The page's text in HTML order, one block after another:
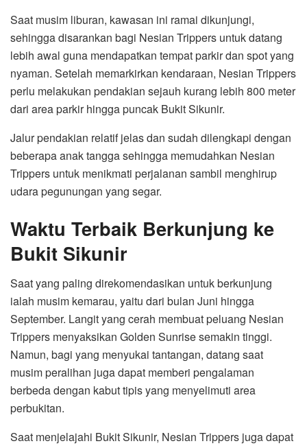
Saat musim liburan, kawasan ini ramai dikunjungi,
sehingga disarankan bagi Nesian Trippers untuk datang
lebih awal guna mendapatkan tempat parkir dan spot yang
nyaman. Setelah memarkirkan kendaraan, Nesian Trippers
perlu melakukan pendakian sejauh kurang lebih 800 meter
dari area parkir hingga puncak Bukit Sikunir.
Jalur pendakian relatif jelas dan sudah dilengkapi dengan
beberapa anak tangga sehingga memudahkan Nesian
Trippers untuk menikmati perjalanan sambil menghirup
udara pegunungan yang segar.
Waktu Terbaik Berkunjung ke
Bukit Sikunir
Saat yang paling direkomendasikan untuk berkunjung
ialah musim kemarau, yaitu dari bulan Juni hingga
September. Langit yang cerah membuat peluang Nesian
Trippers menyaksikan Golden Sunrise semakin tinggi.
Namun, bagi yang menyukai tantangan, datang saat
musim peralihan juga dapat memberi pengalaman
berbeda dengan kabut tipis yang menyelimuti area
perbukitan.
Saat menjelajahi Bukit Sikunir, Nesian Trippers juga dapat